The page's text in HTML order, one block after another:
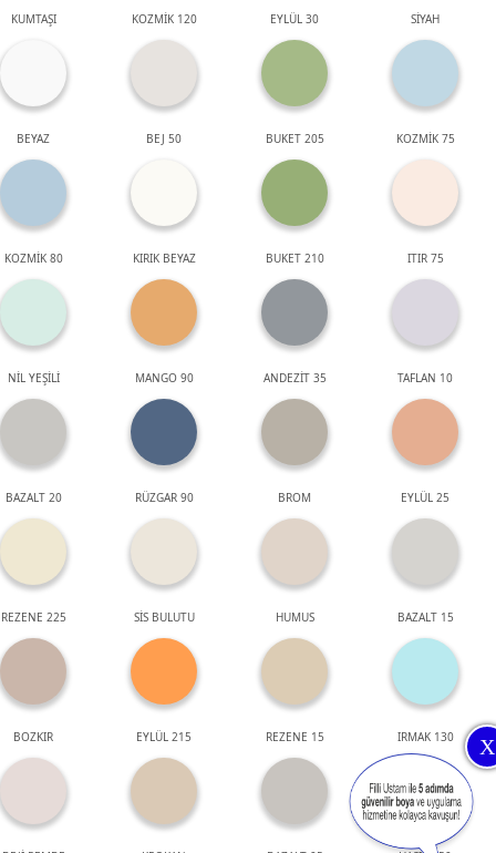
KUMTAŞI KOZMİK 120 EYLÜL 30 SİYAH
BEYAZ BEJ 50 BUKET 205 KOZMİK 75
KOZMİK 80 KIRIK BEYAZ BUKET 210 ITIR 75
NİL YEŞİLİ MANGO 90 ANDEZİT 35 TAFLAN 10
BAZALT 20 RÜZGAR 90 BROM EYLÜL 25
REZENE 225 SİS BULUTU HUMUS BAZALT 15
BOZKIR EYLÜL 215 REZENE 15 IRMAK 130 X